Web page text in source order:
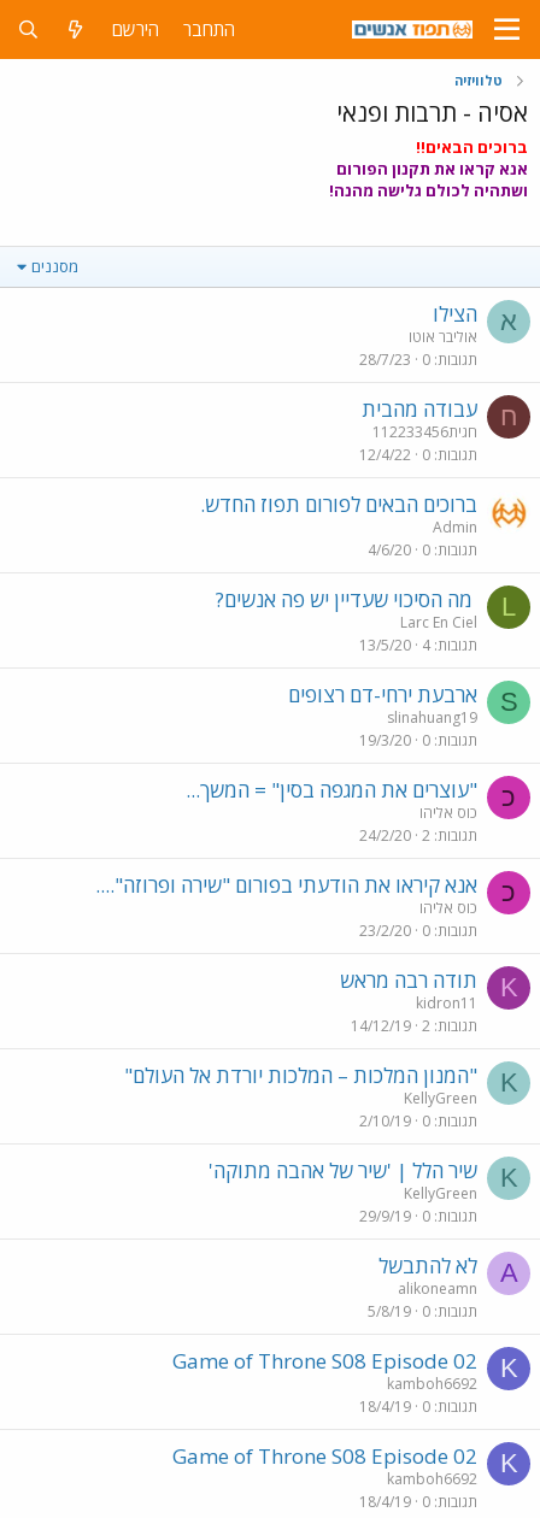
התחבר הירשם
טלוויזיה
אסיה - תרבות ופנאי
ברוכים הבאים!!
אנא קראו את תקנון הפורום
ושתהיה לכולם גלישה מהנה!
מסננים
א הצילו
אוליבר אוטו
תגובות 0
28/7/23
ח עבודה מהבית
חגית112233456
תגובות 0
12/4/22
ברוכים הבאים לפורום תפוז החדש.
Admin
תגובות 0
4/6/20
L מה הסיכוי שעדיין יש פה אנשים?
Larc En Ciel
תגובות 4
13/5/20
S ארבעת ירחי-דם רצופים
slinahuang19
תגובות 0
19/3/20
כ "עוצרים את המגפה בסין" = המשך...
כוס אליהו
תגובות 2
24/2/20
כ אנא קיראו את הודעתי בפורום "שירה ופרוזה"....
כוס אליהו
תגובות 0
23/2/20
K תודה רבה מראש
kidron11
תגובות 2
14/12/19
K "המנון המלכות – המלכות יורדת אל העולם"
KellyGreen
תגובות 0
2/10/19
K שיר הלל | 'שיר של אהבה מתוקה'
KellyGreen
תגובות 0
29/9/19
A לא להתבשל
alikoneamn
תגובות 0
5/8/19
K
Game of Throne S08 Episode 02
kamboh6692
תגובות 0
18/4/19
K
Game of Throne S08 Episode 02
kamboh6692
תגובות 0
18/4/19